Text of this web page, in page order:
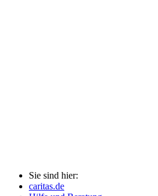
Sie sind hier:
caritas.de